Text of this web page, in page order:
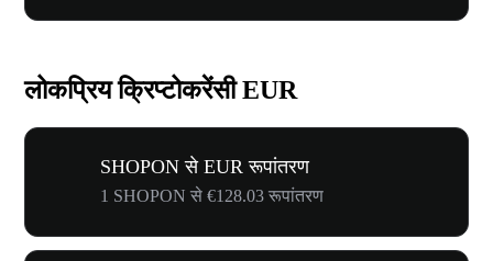
लोकप्रिय क्रिप्टोकरेंसी EUR
SHOPON से EUR रूपांतरण
1 SHOPON से €128.03 रूपांतरण